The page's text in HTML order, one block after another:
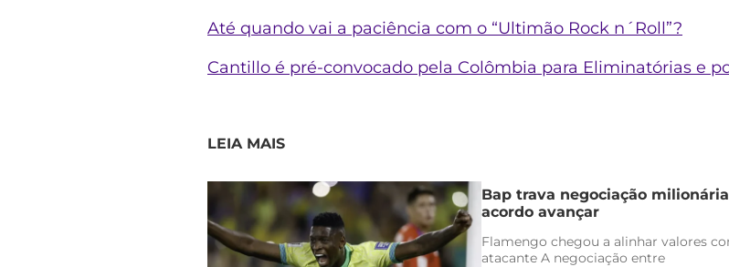
Até quando vai a paciência com o “Ultimão Rock n´Roll”?
Cantillo é pré-convocado pela Colômbia para Eliminatórias e
LEIA MAIS
Bap trava negociação
acordo avançar
Flamengo chegou a alinhar valores
atacante A negociação entre